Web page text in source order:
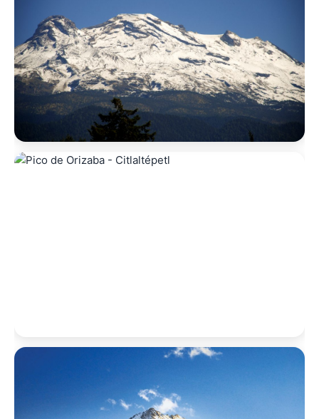
5,230 M.S.N.M.
Pico de Orizaba
Citlaltépetl · 2-3 días · Avanzado